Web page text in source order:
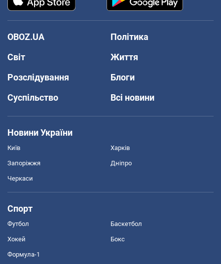
OBOZ.UA
Політика
Світ
Життя
Розслідування
Блоги
Суспільство
Всі новини
Новини України
Київ Харків
Запоріжжя Дніпро
Черкаси
Спорт
Футбол Баскетбол
Хокей Бокс
Формула-1